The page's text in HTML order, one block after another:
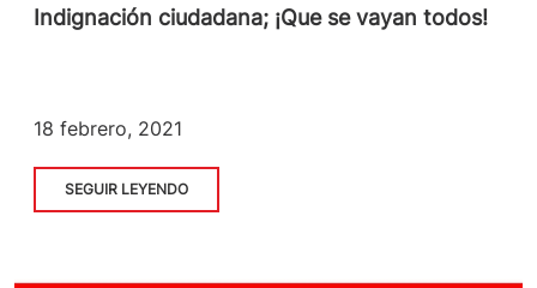
Indignación ciudadana; ¡Que se vayan todos!
18 febrero, 2021
SEGUIR LEYENDO